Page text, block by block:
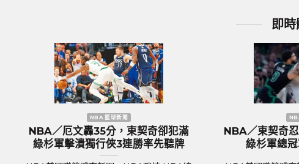
即
塞爾提克完全體 綠
分差大勝率先開胡
歐國盃／奪冠大熱門『三獅軍團』
格蘭隊抵達德國受到上千球迷熱列